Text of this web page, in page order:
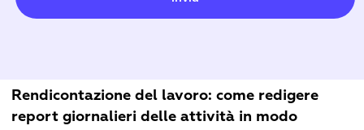
Rendicontazione del lavoro: come redigere
report giornalieri delle attività in modo